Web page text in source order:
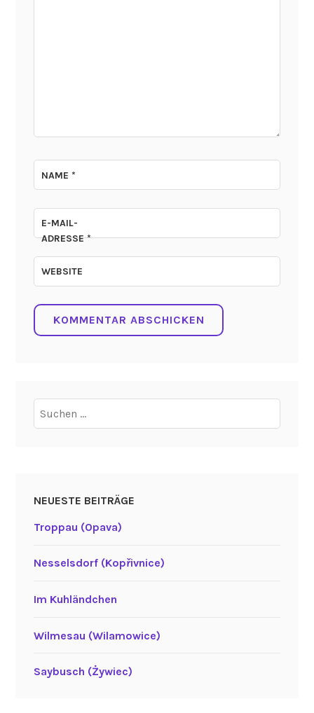
NAME*
E-MAIL-
ADRESSE*
WEBSITE
Suchen
nach:
NEUESTE BEITRÄGE
Troppau (Opava)
Nesselsdorf (Kopřivnice)
Im Kuhländchen
Wilmesau (Wilamowice)
Saybusch (Żywiec)